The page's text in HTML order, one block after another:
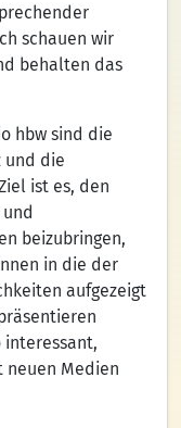
schauen wir
behalten das
hbw sind die
und die
ist es, den
beizubringen,
in die der
aufgezeigt
interessant,
neuen Medien